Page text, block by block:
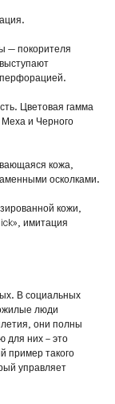
— покорителя
Цветовая гамма
и Черного
кожа,
осколками.
кожи,
имитация
В социальных
люди
они полны
для них – это
пример такого
управляет